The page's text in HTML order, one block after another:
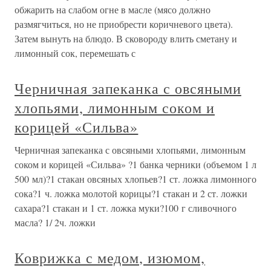
обжарить на слабом огне в масле (мясо должно
размягчиться, но не приобрести коричневого цвета).
Затем вынуть на блюдо. В сковороду влить сметану и
лимонный сок, перемешать с
Черничная запеканка с овсяными
хлопьями, лимонным соком и
корицей «Сильва»
Черничная запеканка с овсяными хлопьями, лимонным
соком и корицей «Сильва» ?1 банка черники (объемом 1 л
500 мл)?1 стакан овсяных хлопьев?1 ст. ложка лимонного
сока?1 ч. ложка молотой корицы?1 стакан и 2 ст. ложки
сахара?1 стакан и 1 ст. ложка муки?100 г сливочного
масла? 1/ 2ч. ложки
Коврижка с медом, изюмом,